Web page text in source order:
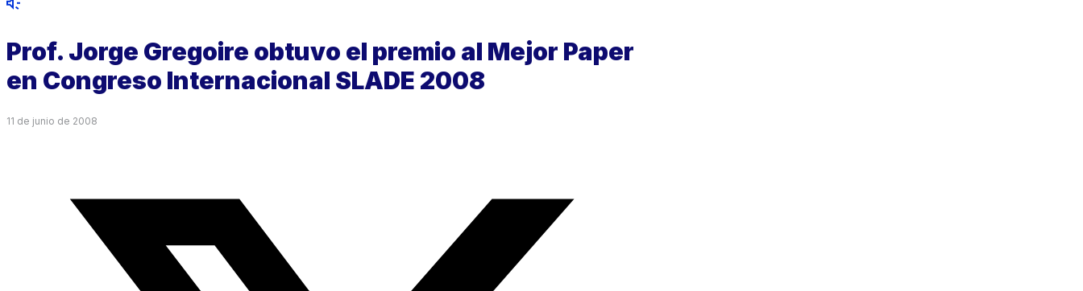
Prof. Jorge Gregoire obtuvo el premio al Mejor Paper
en Congreso Internacional SLADE 2008
11 de junio de 2008